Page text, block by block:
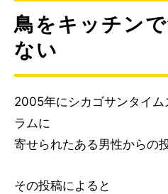
鳥をキッチン
ない
2005年にシカゴサンタイム
ラムに
寄せられたある男性からの
その投稿によると